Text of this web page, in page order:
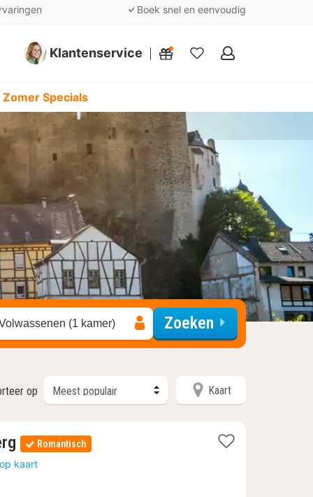
Boek snel en eenvoudig
Klantenservice
Mijn
Specials
(1 kamer) Zoeken
op Kaart
1
nacht
vanaf
Romantisch
kaart